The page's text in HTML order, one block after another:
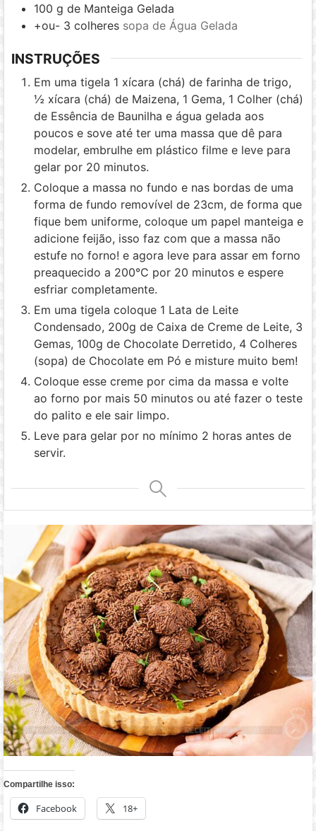
100 g de Manteiga Gelada
+ou- 3 colheres sopa de Água Gelada
INSTRUÇÕES
Em uma tigela 1 xícara (chá) de farinha de trigo,
½ xícara (chá) de Maizena, 1 Gema, 1 Colher (chá)
de Essência de Baunilha e água gelada aos
poucos e sove até ter uma massa que dê para
modelar, embrulhe em plástico filme e leve para
gelar por 20 minutos.
Coloque a massa no fundo e nas bordas de uma
forma de fundo removível de 23cm, de forma que
fique bem uniforme, coloque um papel manteiga e
adicione feijão, isso faz com que a massa não
estufe no forno! e agora leve para assar em forno
preaquecido a 200°C por 20 minutos e espere
esfriar completamente.
Em uma tigela coloque 1 Lata de Leite
Condensado, 200g de Caixa de Creme de Leite, 3
Gemas, 100g de Chocolate Derretido, 4 Colheres
(sopa) de Chocolate em Pó e misture muito bem!
Coloque esse creme por cima da massa e volte
ao forno por mais 50 minutos ou até fazer o teste
do palito e ele sair limpo.
Leve para gelar por no mínimo 2 horas antes de
servir.
Compartilhe isso:
Facebook 18+